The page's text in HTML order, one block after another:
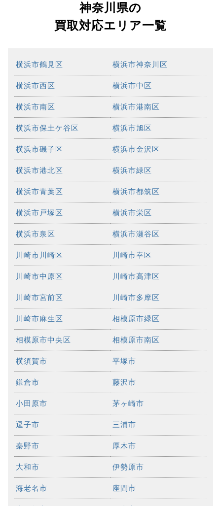
神奈川県の
買取対応エリア一覧
横浜市鶴見区 横浜市神奈川区
横浜市西区 横浜市中区
横浜市南区 横浜市港南区
横浜市保土ケ谷区 横浜市旭区
横浜市磯子区 横浜市金沢区
横浜市港北区 横浜市緑区
横浜市青葉区 横浜市都筑区
横浜市戸塚区 横浜市栄区
横浜市泉区 横浜市瀬谷区
川崎市川崎区 川崎市幸区
川崎市中原区 川崎市高津区
川崎市宮前区 川崎市多摩区
川崎市麻生区 相模原市緑区
相模原市中央区 相模原市南区
横須賀市 平塚市
鎌倉市 藤沢市
小田原市 茅ヶ崎市
逗子市 三浦市
秦野市 厚木市
大和市 伊勢原市
海老名市 座間市